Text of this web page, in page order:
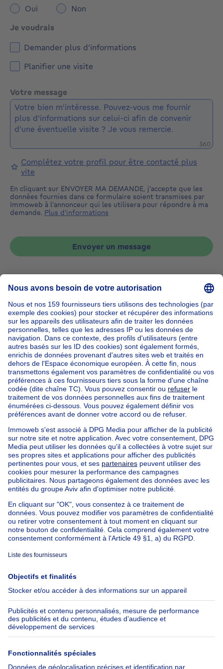
Oui
Non
Je voudrais
Demander plus d'informations
Planifier une visite
Votre message
360
Complétez votre profil pour être contacté plus
vite
En cliquant sur ENVOYER MA DEMANDE, j'accepte que les
données fournies dans ce formulaire soient transmises par
Immoweb à l'annonceur qui les utilisera pour répondre à ma
demande. Plus d'informations
Envoyer un message
Accueil Belgique
Brabant Flamand (province)
Hal-Vilvorde (arrondissement)
Acheter votre studio à Zaventem
Nos maisons hors de la Belgique
Maison à vendre France
Maison à vendre Espagne
Maison à vendre Italie
Maison à vendre Luxembourg
Maison à vendre Pays-bas
Nos biens pas chèrsMaison à vendre pas cher
Appartements à louer pas cher
Nos biens à louer avec chambres
Appartement à vendre avec 3 chambres
Maison à vendre avec 3 chambres
Appartement à louer avec 3 chambres
Maison à louer avec 3 chambres
Appartement à louer avec 3 chambres Bruxelles-ville
À propos
Immoweb
Presse
Emplois
Groupe Axel Springer
SeLoger.com
Immowelt.de
Outils
Belfius
Assurances
Check-list déménagement
Aide Suivez-nous